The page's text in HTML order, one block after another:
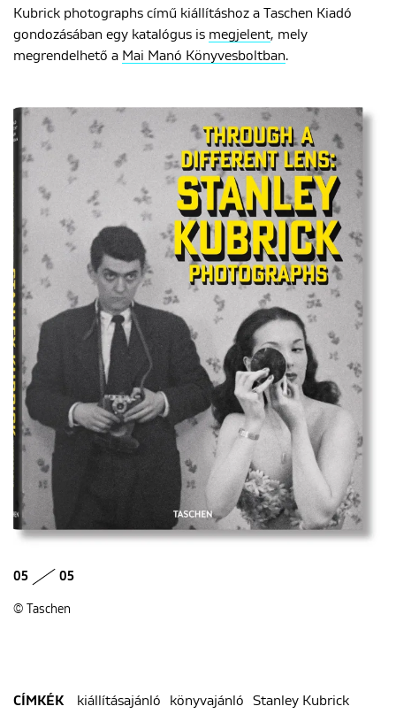
Kubrick photographs című kiállításhoz a Taschen Kiadó
gondozásában egy katalógus is megjelent, mely
megrendelhető a Mai Manó Könyvesboltban.
05 05
© Taschen
CÍMKÉK kiállításajánló könyvajánló Stanley Kubrick